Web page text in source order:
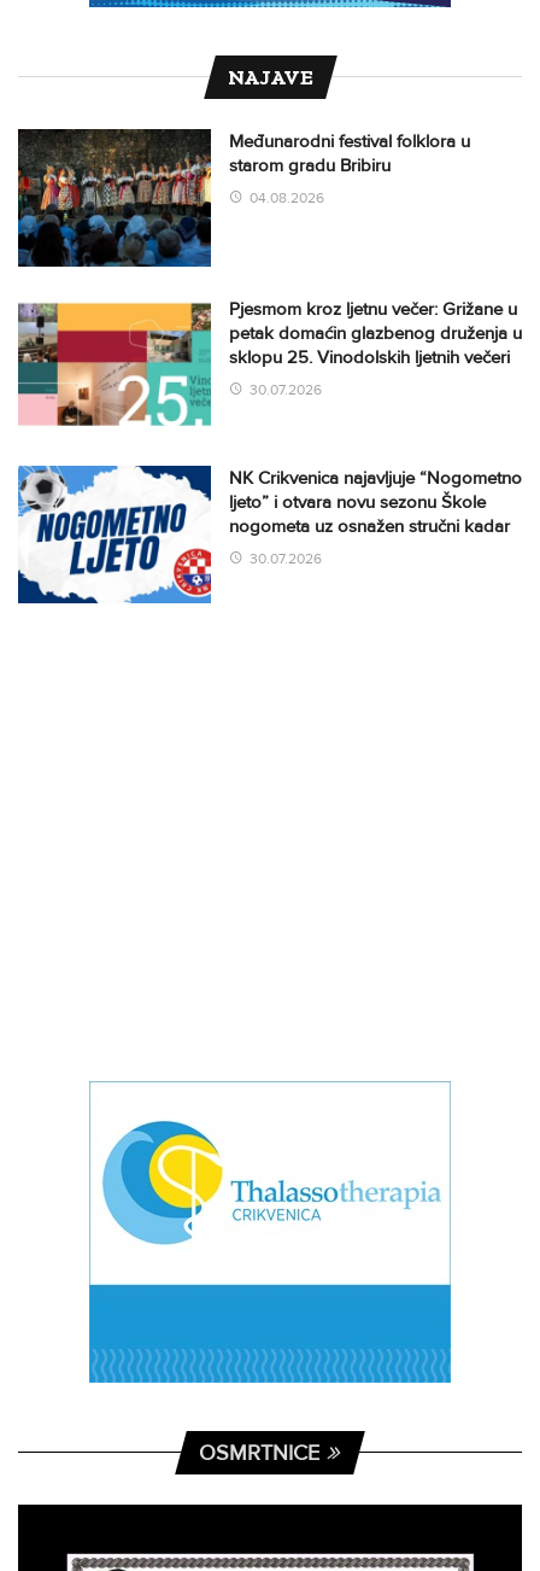
NAJAVE
Međunarodni festival folklora u
starom gradu Bribiru
04.08.2026
Pjesmom kroz ljetnu večer: Grižane u
petak domaćin glazbenog druženja u
sklopu 25. Vinodolskih ljetnih večeri
30.07.2026
NK Crikvenica najavljuje “Nogometno
ljeto” i otvara novu sezonu Škole
nogometa uz osnažen stručni kadar
30.07.2026
OSMRTNICE